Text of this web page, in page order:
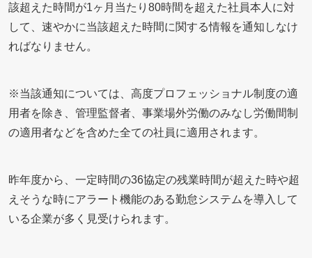
該超えた時間が1ヶ月当たり80時間を超えた社員本人に対
して、速やかに当該超えた時間に関する情報を通知しなけ
ればなりません。
※当該通知については、高度プロフェッショナル制度の適
用者を除き、管理監督者、事業場外労働のみなし労働間制
の適用者などを含めた全ての社員に適用されます。
昨年度から、一定時間の36協定の残業時間が超えた時や超
えそうな時にアラート機能のある勤怠システムを導入して
いる企業が多く見受けられます。